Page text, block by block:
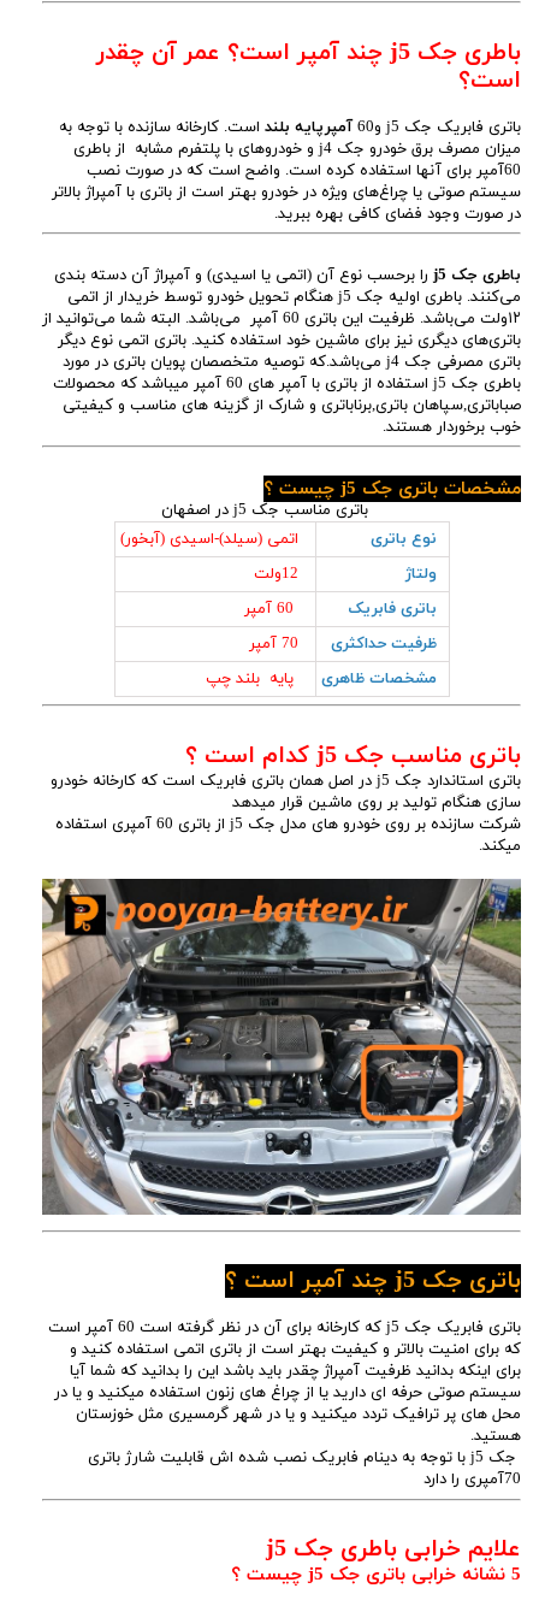
باطری جک j5 چند آمپر است؟ عمر آن چقدر
است؟
باتری فابریک جک j5 و60 آمپرپایه بلند است. کارخانه سازنده با توجه به
میزان مصرف برق خودرو جک j4 و خودروهای با پلتفرم مشابه از باطری
60آمپر برای آنها استفاده کرده است. واضح است که در صورت نصب
سیستم صوتی یا چراغ‌های ویژه در خودرو بهتر است از باتری با آمپراژ بالاتر
در صورت وجود فضای کافی بهره ببرید.
باطری جک j5
را برحسب نوع آن (اتمی یا اسیدی) و آمپراژ آن دسته بندی
می‌کنند. باطری اولیه جک j5 هنگام تحویل خودرو توسط خریدار از اتمی
۱۲ولت می‌باشد. ظرفیت این باتری 60 آمپر می‌باشد. البته شما می‌توانید از
باتری‌های دیگری نیز برای ماشین خود استفاده کنید. باتری اتمی نوع دیگر
باتری مصرفی جک j4 می‌باشد.که توصیه متخصصان پویان باتری در مورد
باطری جک j5 استفاده از باتری با آمپر های 60 آمپر میباشد که محصولات
صباباتری,سپاهان باتری,برناباتری و شارک از گزینه های مناسب و کیفیتی
خوب برخوردار هستند.
مشخصات باتری جک j5 چیست ؟
باتری مناسب جک j5 در اصفهان
نوع باتری
اتمی (سیلد)-اسیدی (آبخور)
ولتاژ
باتری فابریک
ظرفیت حداکثری
مشخصات ظاهری
پایه بلند چپ
باتری مناسب جک j5 کدام است ؟
باتری استاندارد جک j5 در اصل همان باتری فابریک است که کارخانه خودرو
سازی هنگام تولید بر روی ماشین قرار میدهد
شرکت سازنده بر روی خودرو های مدل جک j5 از باتری 60 آمپری استفاده
میکند.
باتری جک j5 چند آمپر است ؟
باتری فابریک جک j5 که کارخانه برای آن در نظر گرفته است 60 آمپر است
که برای امنیت بالاتر و کیفیت بهتر است از باتری اتمی استفاده کنید و
برای اینکه بدانید ظرفیت آمپراژ چقدر باید باشد این را بدانید که شما آیا
سیستم صوتی حرفه ای دارید یا از چراغ های زنون استفاده میکنید و یا در
محل های پر ترافیک تردد میکنید و یا در شهر گرمسیری مثل خوزستان
هستید.
جک j5 با توجه به دینام فابریک نصب شده اش قابلیت شارژ باتری
70آمپری را دارد
علایم خرابی باطری جک j5
5 نشانه خرابی باتری جک j5 چیست ؟